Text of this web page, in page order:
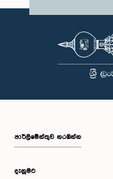
පාර්ලි‌මේන්තුව නරඹන්න
දැනුමට